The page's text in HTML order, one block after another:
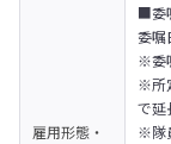
雇用形態・
■委
委嘱
※委
※所
で延
※隊